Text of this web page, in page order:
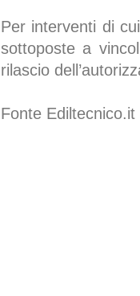
Per interventi di
sottoposte a
rilascio
Fonte Ediltecnico.it